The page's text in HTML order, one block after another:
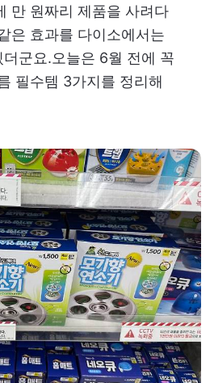
만 원짜리 제품을 사려다
은 효과를 다이소에서는
군요.오늘은 6월 전에 꼭
필수템 3가지를 정리해